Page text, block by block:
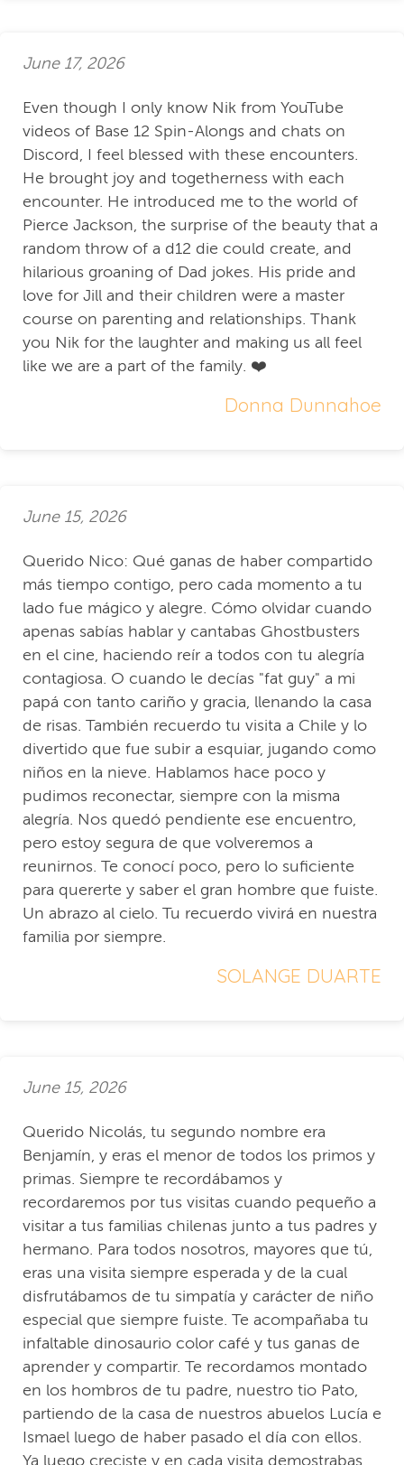
June 17, 2026
Even though I only know Nik from YouTube
videos of Base 12 Spin-Alongs and chats on
Discord, I feel blessed with these encounters.
He brought joy and togetherness with each
encounter. He introduced me to the world of
Pierce Jackson, the surprise of the beauty that a
random throw of a d12 die could create, and
hilarious groaning of Dad jokes. His pride and
love for Jill and their children were a master
course on parenting and relationships. Thank
you Nik for the laughter and making us all feel
like we are a part of the family. ❤️
Donna Dunnahoe
June 15, 2026
Querido Nico: Qué ganas de haber compartido
más tiempo contigo, pero cada momento a tu
lado fue mágico y alegre. Cómo olvidar cuando
apenas sabías hablar y cantabas Ghostbusters
en el cine, haciendo reír a todos con tu alegría
contagiosa. O cuando le decías "fat guy" a mi
papá con tanto cariño y gracia, llenando la casa
de risas. También recuerdo tu visita a Chile y lo
divertido que fue subir a esquiar, jugando como
niños en la nieve. Hablamos hace poco y
pudimos reconectar, siempre con la misma
alegría. Nos quedó pendiente ese encuentro,
pero estoy segura de que volveremos a
reunirnos. Te conocí poco, pero lo suficiente
para quererte y saber el gran hombre que fuiste.
Un abrazo al cielo. Tu recuerdo vivirá en nuestra
familia por siempre.
SOLANGE DUARTE
June 15, 2026
Querido Nicolás, tu segundo nombre era
Benjamín, y eras el menor de todos los primos y
primas. Siempre te recordábamos y
recordaremos por tus visitas cuando pequeño a
visitar a tus familias chilenas junto a tus padres y
hermano. Para todos nosotros, mayores que tú,
eras una visita siempre esperada y de la cual
disfrutábamos de tu simpatía y carácter de niño
especial que siempre fuiste. Te acompañaba tu
infaltable dinosaurio color café y tus ganas de
aprender y compartir. Te recordamos montado
en los hombros de tu padre, nuestro tio Pato,
partiendo de la casa de nuestros abuelos Lucía e
Ismael luego de haber pasado el día con ellos.
Ya luego creciste y en cada visita demostrabas